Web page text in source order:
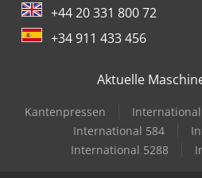
+44 20 331 800 72
+34 911 433 456
Aktuelle
Kantenpressen
International 584
International 5288